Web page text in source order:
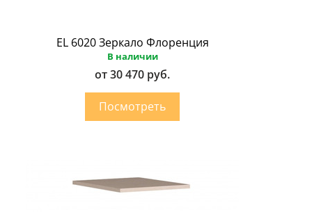
EL 6020 Зеркало Флоренция
В наличии
от 30 470 руб.